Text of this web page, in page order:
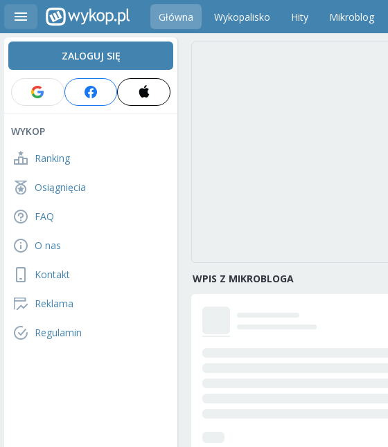
Główna Wykopalisko Hity Mikroblog
ZALOGUJ SIĘ
WYKOP
Ranking
Osiągnięcia
FAQ
O nas
Kontakt
Reklama
Regulamin
WPIS Z MIKROBLOGA